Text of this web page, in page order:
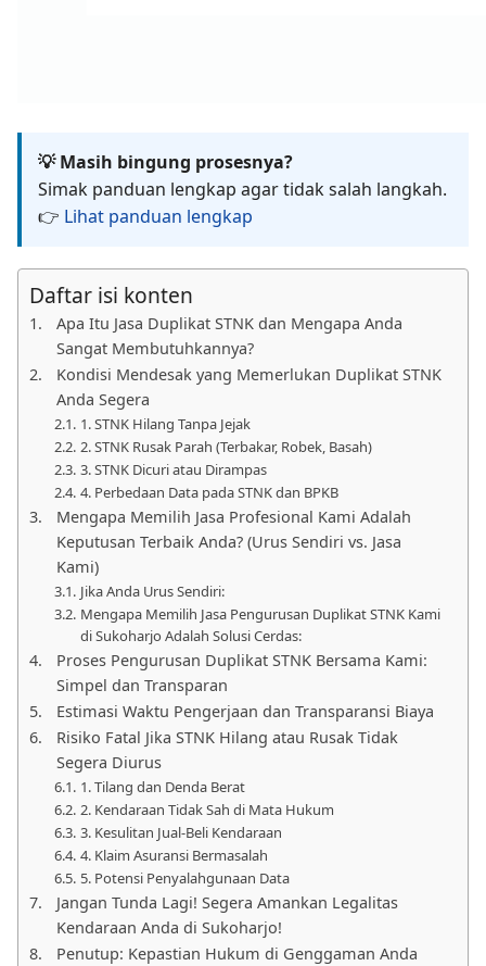
💡 Masih bingung prosesnya?
Simak panduan lengkap agar tidak salah langkah.
👉 Lihat panduan lengkap
Daftar isi konten
Apa Itu Jasa Duplikat STNK dan Mengapa Anda
Sangat Membutuhkannya?
Kondisi Mendesak yang Memerlukan Duplikat STNK
Anda Segera
1. STNK Hilang Tanpa Jejak
2. STNK Rusak Parah (Terbakar, Robek, Basah)
3. STNK Dicuri atau Dirampas
4. Perbedaan Data pada STNK dan BPKB
Mengapa Memilih Jasa Profesional Kami Adalah
Keputusan Terbaik Anda? (Urus Sendiri vs. Jasa
Kami)
Jika Anda Urus Sendiri:
Mengapa Memilih Jasa Pengurusan Duplikat STNK Kami
di Sukoharjo Adalah Solusi Cerdas:
Proses Pengurusan Duplikat STNK Bersama Kami:
Simpel dan Transparan
Estimasi Waktu Pengerjaan dan Transparansi Biaya
Risiko Fatal Jika STNK Hilang atau Rusak Tidak
Segera Diurus
1. Tilang dan Denda Berat
2. Kendaraan Tidak Sah di Mata Hukum
3. Kesulitan Jual-Beli Kendaraan
4. Klaim Asuransi Bermasalah
5. Potensi Penyalahgunaan Data
Jangan Tunda Lagi! Segera Amankan Legalitas
Kendaraan Anda di Sukoharjo!
Penutup: Kepastian Hukum di Genggaman Anda